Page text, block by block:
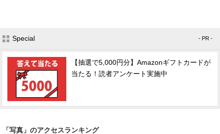
Special - PR -
【抽選で5,000円分】Amazonギフトカードが
当たる！読者アンケート実施中
「写真」のアクセスランキング